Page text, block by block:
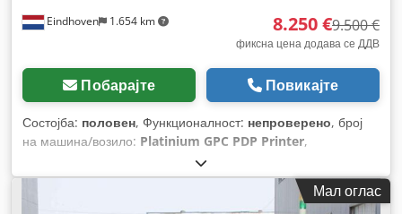
Eindhoven 1.654 km 8.250 €9.500 €
фиксна цена додава се ДДВ
Побарајте Повикајте
Состојба: половен, Функционалност: непроверено, број
на машина/возило: Platinium GPC PDP Printer,
Мал оглас